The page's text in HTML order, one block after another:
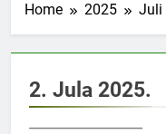
Home 2025 Juli
2. Jula 2025.